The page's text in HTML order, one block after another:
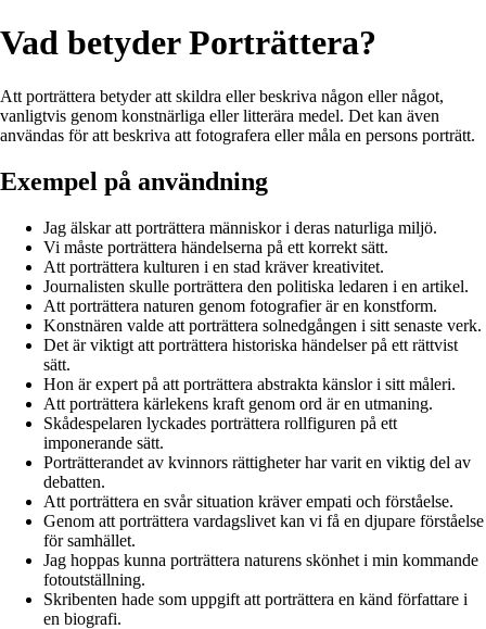
Vad betyder Porträttera?
Att porträttera betyder att skildra eller beskriva någon eller något,
vanligtvis genom konstnärliga eller litterära medel. Det kan även
användas för att beskriva att fotografera eller måla en persons porträtt.
Exempel på användning
Jag älskar att porträttera människor i deras naturliga miljö.
Vi måste porträttera händelserna på ett korrekt sätt.
Att porträttera kulturen i en stad kräver kreativitet.
Journalisten skulle porträttera den politiska ledaren i en artikel.
Att porträttera naturen genom fotografier är en konstform.
Konstnären valde att porträttera solnedgången i sitt senaste verk.
Det är viktigt att porträttera historiska händelser på ett rättvist
sätt.
Hon är expert på att porträttera abstrakta känslor i sitt måleri.
Att porträttera kärlekens kraft genom ord är en utmaning.
Skådespelaren lyckades porträttera rollfiguren på ett
imponerande sätt.
Porträtterandet av kvinnors rättigheter har varit en viktig del av
debatten.
Att porträttera en svår situation kräver empati och förståelse.
Genom att porträttera vardagslivet kan vi få en djupare förståelse
för samhället.
Jag hoppas kunna porträttera naturens skönhet i min kommande
fotoutställning.
Skribenten hade som uppgift att porträttera en känd författare i
en biografi.